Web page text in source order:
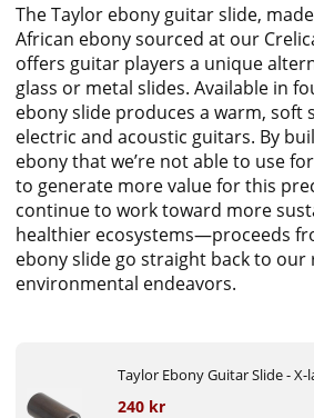
The Taylor ebony guitar slide,
African ebony sourced at our
offers guitar players a unique
glass or metal slides. Available in
ebony slide produces a warm, soft
electric and acoustic guitars. By
ebony that we’re not able to use
to generate more value for this
continue to work toward more
healthier ecosystems—proceeds
ebony slide go straight back to
environmental endeavors.
Taylor Ebony Guitar Slide - X-
240 kr